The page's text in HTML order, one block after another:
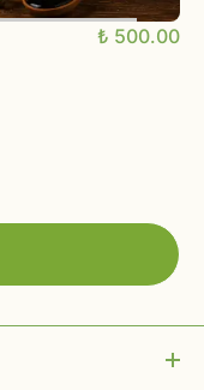
₺ 500.00